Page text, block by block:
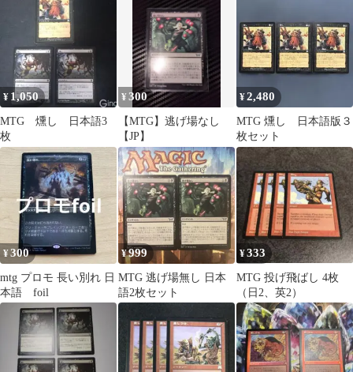
¥ 1,050
MTG 燻し 日本語3
枚
¥300
【MTG】逃げ場なし
【JP】
¥2,480
MTG 燻し 日本語版３
枚セット
¥300
mtg プロモ 長い別れ 日
本語 foil
¥999
MTG 逃げ場無し 日本
語2枚セット
¥333
MTG 投げ飛ばし 4枚
（日2、英2）